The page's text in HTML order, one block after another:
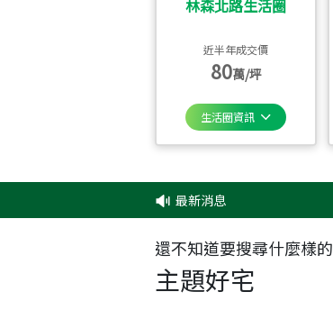
林森北路生活圈
近半年成交價
80萬/坪
生活圈資訊
最新消息
還不知道要搜尋什麼樣
主題好宅